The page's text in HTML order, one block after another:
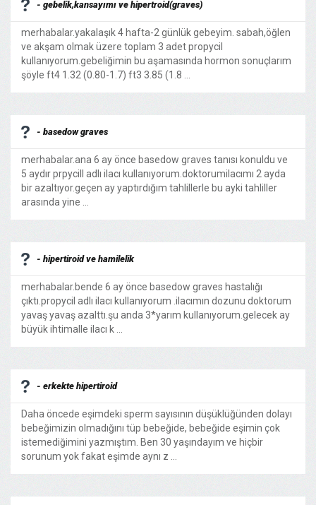
- gebelik,kansayımı ve hipertroid(graves)
merhabalar.yakalaşık 4 hafta-2 günlük gebeyim. sabah,öğlen
ve akşam olmak üzere toplam 3 adet propycil
kullanıyorum.gebeliğimin bu aşamasında hormon sonuçlarım
şöyle ft4 1.32 (0.80-1.7) ft3 3.85 (1.8 ...
- basedow graves
merhabalar.ana 6 ay önce basedow graves tanısı konuldu ve
5 aydır prpycill adlı ilacı kullanıyorum.doktorumilacımı 2 ayda
bir azaltıyor.geçen ay yaptırdığım tahlillerle bu ayki tahliller
arasında yine ...
- hipertiroid ve hamilelik
merhabalar.bende 6 ay önce basedow graves hastalığı
çıktı.propycil adlı ilacı kullanıyorum .ilacımın dozunu doktorum
yavaş yavaş azalttı.şu anda 3*yarım kullanıyorum.gelecek ay
büyük ihtimalle ilacı k ...
- erkekte hipertiroid
Daha öncede eşimdeki sperm sayısının düşüklüğünden dolayı
bebeğimizin olmadığını tüp bebeğide, bebeğide eşimin çok
istemediğimini yazmıştım. Ben 30 yaşındayım ve hiçbir
sorunum yok fakat eşimde aynı z ...